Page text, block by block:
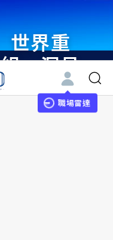
世界重
組・洞見
未來 與
世界領袖
職場雷達